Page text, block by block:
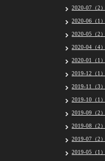
2020-07（2）
2020-06（1）
2020-05（2）
2020-04（4）
2020-01（1）
2019-12（1）
2019-11（3）
2019-10（1）
2019-09（2）
2019-08（2）
2019-07（2）
2019-05（1）